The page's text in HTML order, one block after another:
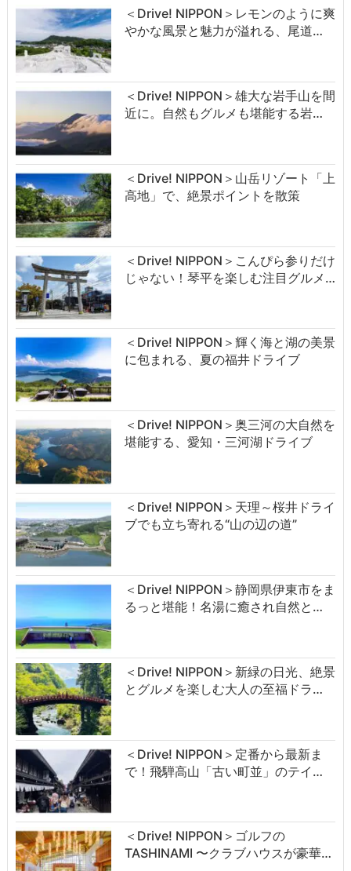
＜Drive! NIPPON＞レモンのように爽
やかな風景と魅力が溢れる、尾道…
＜Drive! NIPPON＞雄大な岩手山を間
近に。自然もグルメも堪能する岩…
＜Drive! NIPPON＞山岳リゾート「上
高地」で、絶景ポイントを散策
＜Drive! NIPPON＞こんぴら参りだけ
じゃない！琴平を楽しむ注目グルメ…
＜Drive! NIPPON＞輝く海と湖の美景
に包まれる、夏の福井ドライブ
＜Drive! NIPPON＞奥三河の大自然を
堪能する、愛知・三河湖ドライブ
＜Drive! NIPPON＞天理～桜井ドライ
ブでも立ち寄れる“山の辺の道”
＜Drive! NIPPON＞静岡県伊東市をま
るっと堪能！名湯に癒され自然と…
＜Drive! NIPPON＞新緑の日光、絶景
とグルメを楽しむ大人の至福ドラ…
＜Drive! NIPPON＞定番から最新ま
で！飛騨高山「古い町並」のテイ…
＜Drive! NIPPON＞ゴルフの
TASHINAMI 〜クラブハウスが豪華…